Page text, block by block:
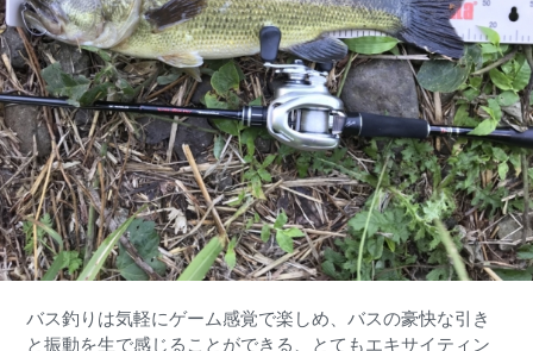
バス釣りは気軽にゲーム感覚で楽しめ、バスの豪快な引き
と振動を生で感じることができる、とてもエキサイティン